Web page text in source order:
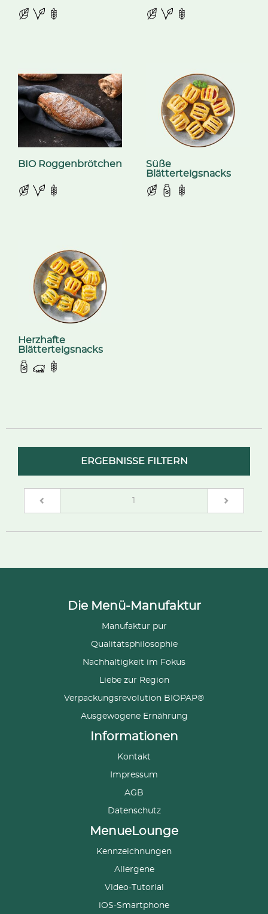
BIO Roggenbrötchen
Süße
Blätterteigsnacks
Herzhafte
Blätterteigsnacks
ERGEBNISSE FILTERN
Die Menü-Manufaktur
Manufaktur pur
Qualitätsphilosophie
Nachhaltigkeit im Fokus
Liebe zur Region
Verpackungsrevolution BIOPAP®
Ausgewogene Ernährung
Informationen
Kontakt
Impressum
AGB
Datenschutz
MenueLounge
Kennzeichnungen
Allergene
Video-Tutorial
iOS-Smartphone